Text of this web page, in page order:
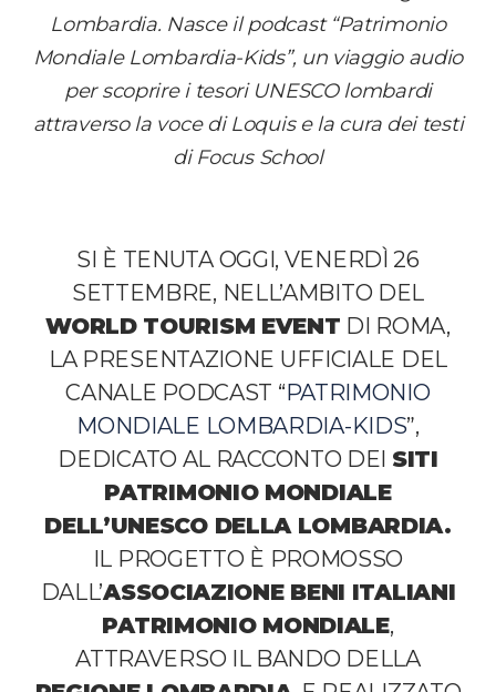
Lombardia. Nasce il podcast “Patrimonio
Mondiale Lombardia-Kids”, un viaggio audio
per scoprire i tesori UNESCO lombardi
attraverso la voce di Loquis e la cura dei testi
di Focus School
SI È TENUTA OGGI, VENERDÌ 26
SETTEMBRE, NELL’AMBITO DEL
WORLD TOURISM EVENT DI ROMA,
LA PRESENTAZIONE UFFICIALE DEL
CANALE PODCAST “PATRIMONIO
MONDIALE LOMBARDIA-KIDS”,
DEDICATO AL RACCONTO DEI SITI
PATRIMONIO MONDIALE
DELL’UNESCO DELLA LOMBARDIA.
IL PROGETTO È PROMOSSO
DALL’ASSOCIAZIONE BENI ITALIANI
PATRIMONIO MONDIALE,
ATTRAVERSO IL BANDO DELLA